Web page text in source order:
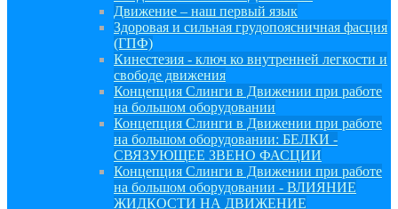
Движение – наш первый язык
Здоровая и сильная грудопоясничная фасция
(ГПФ)
Кинестезия - ключ ко внутренней легкости и
свободе движения
Концепция Слинги в Движении при работе
на большом оборудовании
Концепция Слинги в Движении при работе
на большом оборудовании: БЕЛКИ -
СВЯЗУЮЩЕЕ ЗВЕНО ФАСЦИИ
Концепция Слинги в Движении при работе
на большом оборудовании - ВЛИЯНИЕ
ЖИДКОСТИ НА ДВИЖЕНИЕ